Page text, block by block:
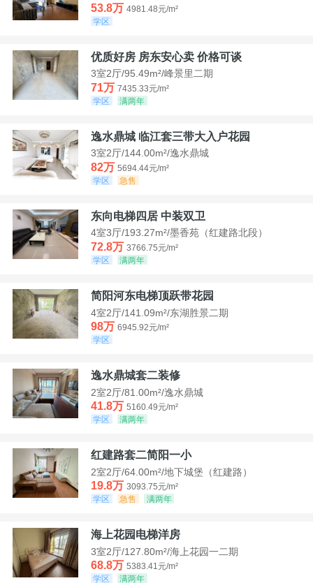
53.8万 4981.48元/m²
学区
优质好房 房东安心卖 价格可谈
3室2厅/95.49m²/峰景里二期
71万 7435.33元/m²
学区
满两年
逸水鼎城 临江套三带大入户花园
3室2厅/144.00m²/逸水鼎城
82万 5694.44元/m²
学区
急售
东向电梯四居 中装双卫
4室3厅/193.27m²/墨香苑（红建路北段）
72.8万 3766.75元/m²
学区
满两年
简阳河东电梯顶跃带花园
4室2厅/141.09m²/东湖胜景二期
98万 6945.92元/m²
学区
逸水鼎城套二装修
2室2厅/81.00m²/逸水鼎城
41.8万 5160.49元/m²
学区
满两年
红建路套二简阳一小
2室2厅/64.00m²/地下城堡（红建路）
19.8万 3093.75元/m²
学区
急售 满两年
海上花园电梯洋房
3室2厅/127.80m²/海上花园一二期
68.8万 5383.41元/m²
学区
满两年